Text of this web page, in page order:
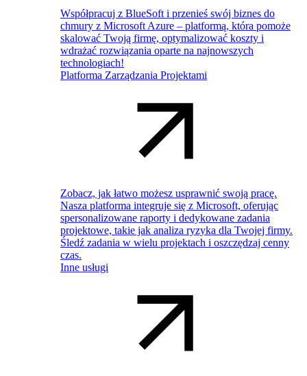
Współpracuj z BlueSoft i przenieś swój biznes do
chmury z Microsoft Azure – platformą, która pomoże
skalować Twoją firmę, optymalizować koszty i
wdrażać rozwiązania oparte na najnowszych
technologiach!
Platforma Zarządzania Projektami
Zobacz, jak łatwo możesz usprawnić swoją pracę.
Nasza platforma integruje się z Microsoft, oferując
spersonalizowane raporty i dedykowane zadania
projektowe, takie jak analiza ryzyka dla Twojej firmy.
Śledź zadania w wielu projektach i oszczędzaj cenny
czas.
Inne usługi